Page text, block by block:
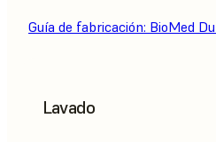
Guía de fabricación: BioMed
Lavado